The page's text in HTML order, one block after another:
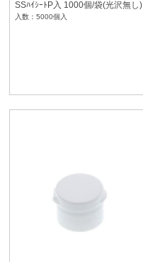
SSﾊｲｼｰﾄP入 1000個/袋(光沢無し)
入数：5000個入